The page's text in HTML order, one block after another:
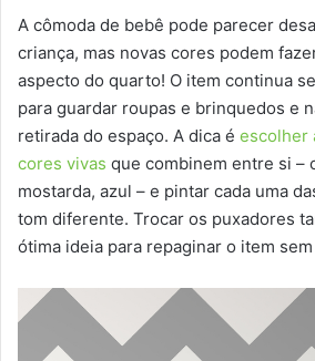
A cômoda de bebê pode parecer
criança, mas novas cores podem
aspecto do quarto! O item continua
para guardar roupas e brinquedos e
retirada do espaço. A dica é escolher
cores vivas que combinem entre si –
mostarda, azul – e pintar cada uma
tom diferente. Trocar os puxadores
ótima ideia para repaginar o item